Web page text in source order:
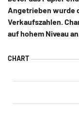
Angetrieben wurde
Verkaufszahlen.
auf hohem Niveau